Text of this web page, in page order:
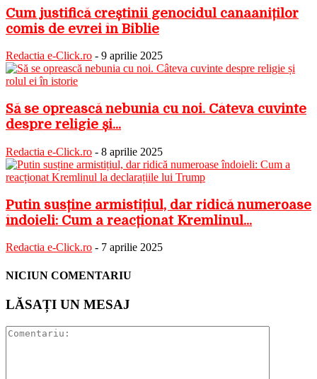
Cum justifică creștinii genocidul canaaniților
comis de evrei în Biblie
Redactia e-Click.ro - 9 aprilie 2025
Să se oprească nebunia cu noi. Câteva cuvinte
despre religie și...
Redactia e-Click.ro - 8 aprilie 2025
Putin susține armistițiul, dar ridică numeroase
îndoieli: Cum a reacționat Kremlinul...
Redactia e-Click.ro - 7 aprilie 2025
NICIUN COMENTARIU
LĂSAȚI UN MESAJ